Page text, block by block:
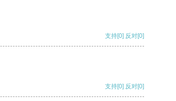
支持[0] 反对[0]
支持[0] 反对[0]